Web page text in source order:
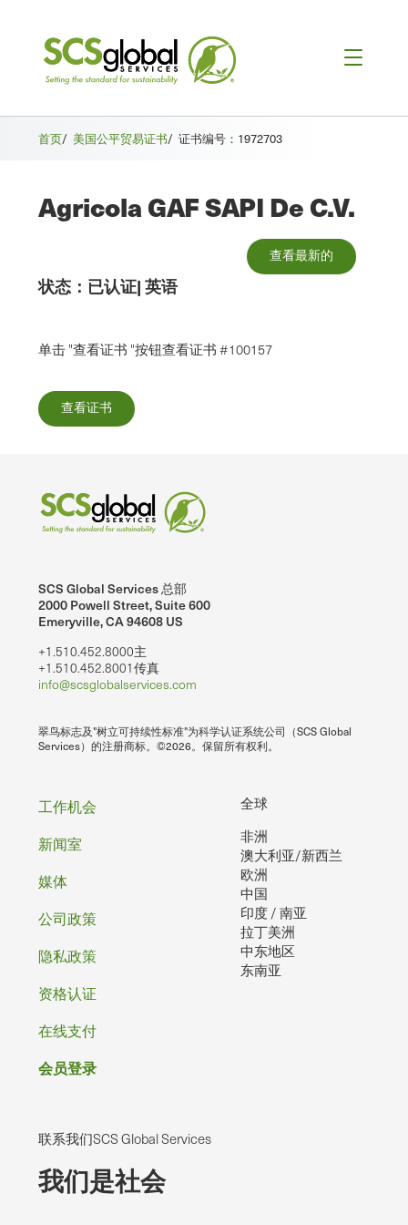
首页/ 美国公平贸易证书/ 证书编号：1972703
Agricola GAF SAPI De C.V.
查看最新的
状态： 已认证| 英语
单击 "查看证书 "按钮查看证书 #100157
查看证书
SCS Global Services 总部
2000 Powell Street, Suite 600
Emeryville, CA 94608 US
+1.510.452.8000主
+1.510.452.8001传真
info@scsglobalservices.com
翠鸟标志及"树立可持续性标准"为科学认证系统公司（SCS Global
Services）的注册商标。©2026。保留所有权利。
全球
非洲
澳大利亚/新西兰
欧洲
中国
印度 / 南亚
拉丁美洲
中东地区
东南亚
页
脚
工作机会
新闻室
媒体
公司政策
隐私政策
资格认证
在线支付
会员登录
联系我们SCS Global Services
我们是社会